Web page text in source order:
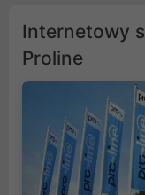
Internetowy
Proline